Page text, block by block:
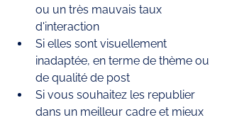
ou un très mauvais taux
d'interaction
Si elles sont visuellement
inadaptée, en terme de thème ou
de qualité de post
Si vous souhaitez les republier
dans un meilleur cadre et mieux